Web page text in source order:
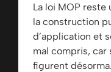
La loi MOP reste
la construction
d’application et
mal compris,
figurent